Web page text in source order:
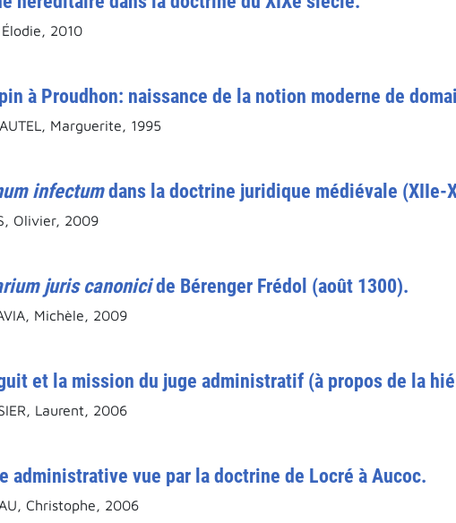
Élodie, 2010
à Proudhon: naissance de la notion moderne de
Marguerite, 1995
infectumdans la doctrine juridique médiévale (XIIe-
Olivier, 2009
juris canonicide Bérenger Frédol (août 1300).
Michèle, 2009
et la mission du juge administratif (à propos de la
Laurent, 2006
administrative vue par la doctrine de Locré à Aucoc.
Christophe, 2006